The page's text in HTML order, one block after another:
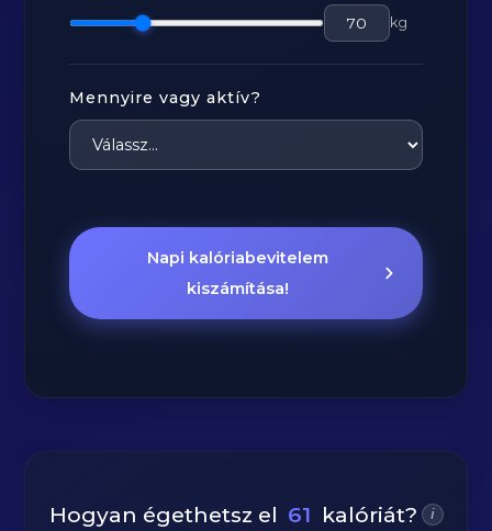
kg
Mennyire vagy aktív?
Napi kalóriabevitelem
kiszámítása!
Hogyan égethetsz el 61 kalóriát? i